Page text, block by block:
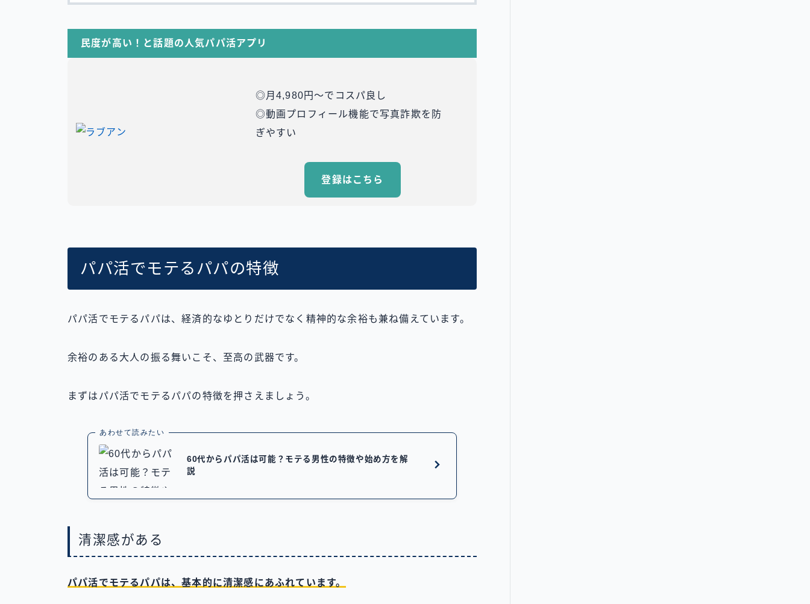
民度が高い！と話題の人気パパ活アプリ
◎月4,980円～でコスパ良し
◎動画プロフィール機能で写真詐欺を防
ぎやすい
登録はこちら
パパ活でモテるパパの特徴
パパ活でモテるパパは、経済的なゆとりだけでなく精神的な余裕も兼ね備えています。
余裕のある大人の振る舞いこそ、至高の武器です。
まずはパパ活でモテるパパの特徴を押さえましょう。
あわせて読みたい
60代からパパ活は可能？モテる男性の特徴や始め方を解
説
清潔感がある
パパ活でモテるパパは、基本的に清潔感にあふれています。